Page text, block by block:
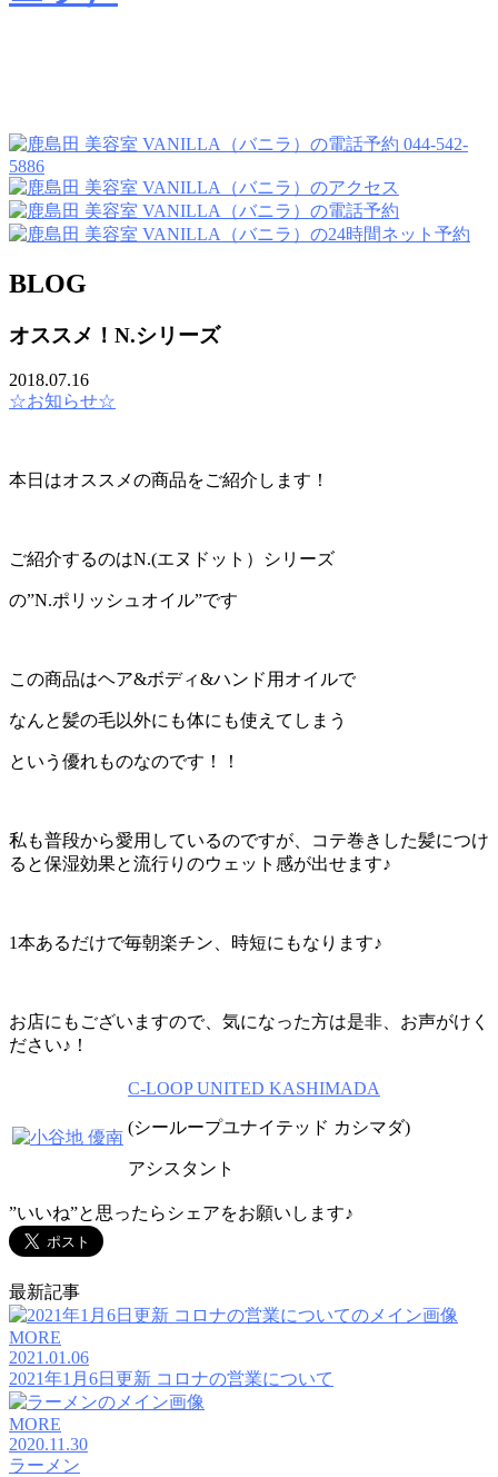
044-542-
5886
BLOG
オススメ！N.シリーズ
2018.07.16
☆お知らせ☆
本日はオススメの商品をご紹介します！
ご紹介するのはN.(エヌドット）シリーズ
の”N.ポリッシュオイル”です
この商品はヘア&ボディ&ハンド用オイルで
なんと髪の毛以外にも体にも使えてしまう
という優れものなのです！！
私も普段から愛用しているのですが、コテ巻きした髪につけ
ると保湿効果と流行りのウェット感が出せます♪
1本あるだけで毎朝楽チン、時短にもなります♪
お店にもございますので、気になった方は是非、お声がけく
ださい♪！
C-LOOP UNITED KASHIMADA
(シーループユナイテッド カシマダ)
アシスタント
”いいね”と思ったらシェアをお願いします♪
最新記事
MORE
2021.01.06
2021年1月6日更新 コロナの営業について
MORE
2020.11.30
ラーメン